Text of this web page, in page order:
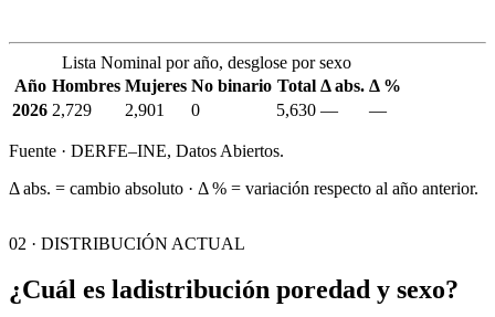
Lista Nominal por año, desglose por sexo
Año Hombres Mujeres No binario Total Δ abs. Δ %
2026 2,729 2,901 0 5,630 — —
Fuente · DERFE–INE, Datos Abiertos.
Δ abs. = cambio absoluto · Δ % = variación respecto al año anterior.
02 · DISTRIBUCIÓN ACTUAL
¿Cuál es ladistribución poredad y sexo?